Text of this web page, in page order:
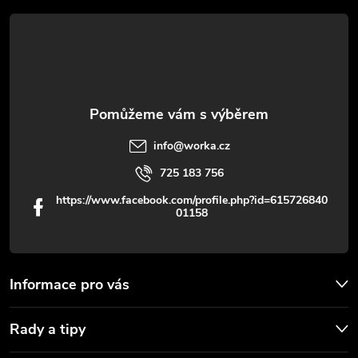
s
u
t
Informace pro vás
Rady a tipy
info@worka.cz
725 183 756
https://www.facebook.com/profile.php?id=615726840
01158